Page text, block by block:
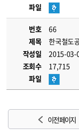
파일
번호
66
제목
한국철도
작성일
2015-03-
조회수
17,715
파일
이전 페이지